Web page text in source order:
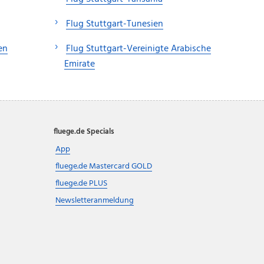
Flug Stuttgart-Tunesien
Flug Stuttgart-Vereinigte Arabische
Emirate